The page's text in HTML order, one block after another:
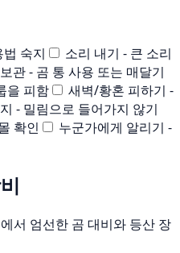
숙지
소리 내기 - 큰 소리
관 - 곰 통 사용 또는 매달기
을 피함
새벽/황혼 피하기 -
- 밀림으로 들어가지 않기
확인
누군가에게 알리기 -
서 엄선한 곰 대비와 등산 장